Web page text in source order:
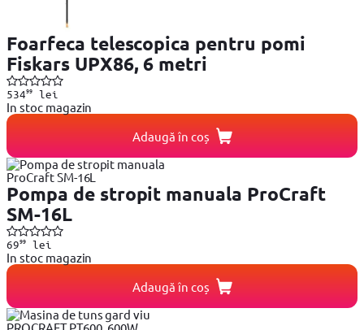
Foarfeca telescopica pentru pomi
Fiskars UPX86, 6 metri
53499lei
In stoc magazin
Adaugă în coș
Pompa de stropit manuala ProCraft
SM-16L
6999lei
In stoc magazin
Adaugă în coș